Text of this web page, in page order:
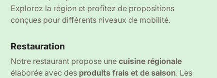
Explorez la région et profitez de propositions
conçues pour différents niveaux de mobilité.
Restauration
Notre restaurant propose unecuisine régionale
élaborée avec des produits frais et de saison. Les